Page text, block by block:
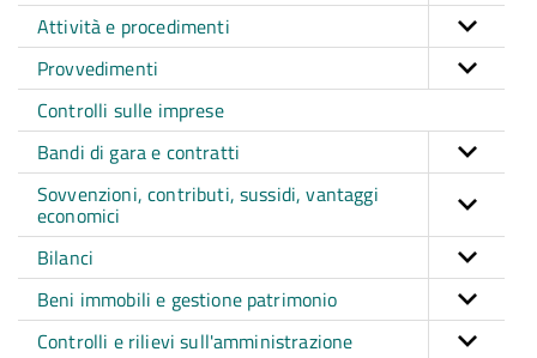
Attività e procedimenti
Provvedimenti
Controlli sulle imprese
Bandi di gara e contratti
Sovvenzioni, contributi, sussidi, vantaggi
economici
Bilanci
Beni immobili e gestione patrimonio
Controlli e rilievi sull'amministrazione